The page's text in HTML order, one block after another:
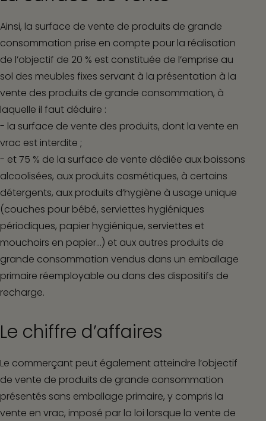
Ainsi, la surface de vente de produits de grande
consommation prise en compte pour la réalisation
de l’objectif de 20 % est constituée de l’emprise au
sol des meubles fixes servant à la présentation à la
vente des produits de grande consommation, à
laquelle il faut déduire :
- la surface de vente des produits, dont la vente en
vrac est interdite ;
- et 75 % de la surface de vente dédiée aux boissons
alcoolisées, aux produits cosmétiques, à certains
détergents, aux produits d’hygiène à usage unique
(couches pour bébé, serviettes hygiéniques
périodiques, papier hygiénique, serviettes et
mouchoirs en papier…) et aux autres produits de
grande consommation vendus dans un emballage
primaire réemployable ou dans des dispositifs de
recharge.
Le chiffre d’affaires
Le commerçant peut également atteindre l’objectif
de vente de produits de grande consommation
présentés sans emballage primaire, y compris la
vente en vrac, imposé par la loi lorsque la vente de